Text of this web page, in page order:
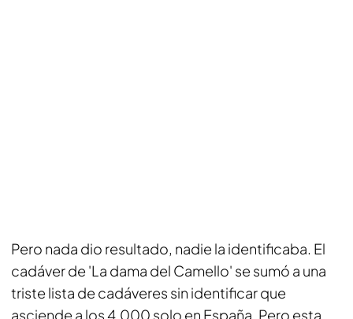
Pero nada dio resultado, nadie la identificaba. El
cadáver de 'La dama del Camello' se sumó a una
triste lista de cadáveres sin identificar que
asciende a los 4.000 solo en España. Pero esta